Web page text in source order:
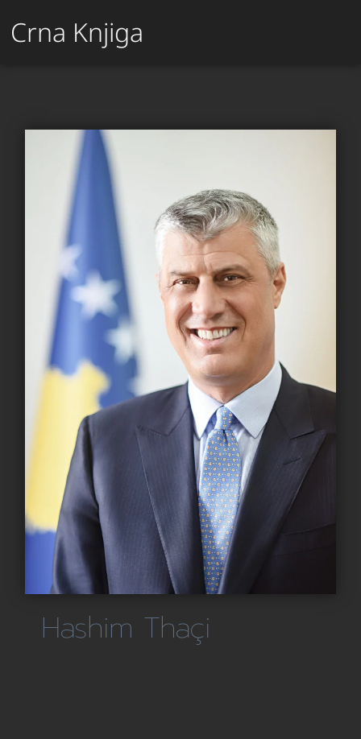
Crna Knjiga
Hashim Thaçi